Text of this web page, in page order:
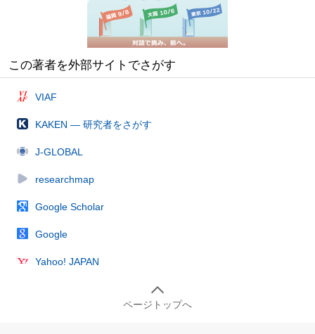
この著者を外部サイトでさがす
VIAF
KAKEN — 研究者をさがす
J-GLOBAL
researchmap
Google Scholar
Google
Yahoo! JAPAN
ページトップへ